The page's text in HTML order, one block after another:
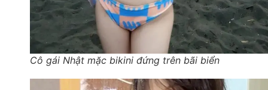
Cô gái Nhật mặc bikini đứng trên bãi biển